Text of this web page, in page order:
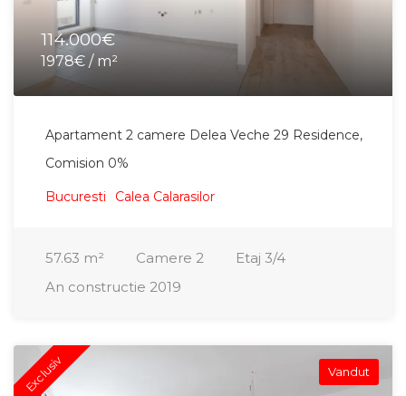
114.000€
1978€ / m²
Apartament 2 camere Delea Veche 29 Residence,
Comision 0%
Bucuresti Calea Calarasilor
57.63 m² Camere 2 Etaj 3/4
An constructie 2019
Exclusiv Vandut